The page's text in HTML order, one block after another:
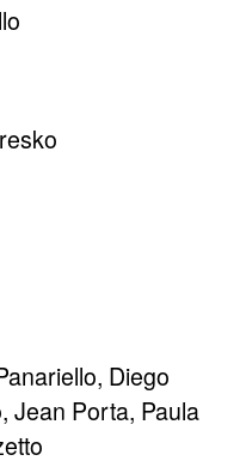
, Diego
, Jean Porta, Paula